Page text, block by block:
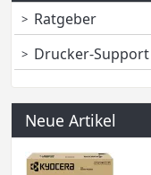
Ratgeber
Drucker-Support
Neue Artikel